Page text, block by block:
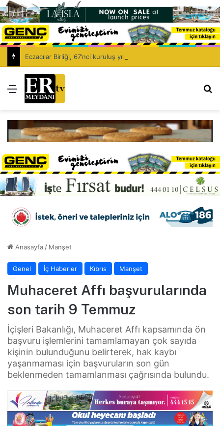
Menü
Anasayfa / Manşet
Genel İç Haberler Kıbrıs Manşet
Muhaceret Affı başvurularında
son tarih 9 Temmuz
İçişleri Bakanlığı, Muhaceret Affı kapsamında ön
başvuru işlemlerini tamamlamayan çok sayıda
kişinin bulunduğunu belirterek, hak kaybı
yaşanmaması için başvuruların son gün
beklenmeden tamamlanması çağrısında bulundu.